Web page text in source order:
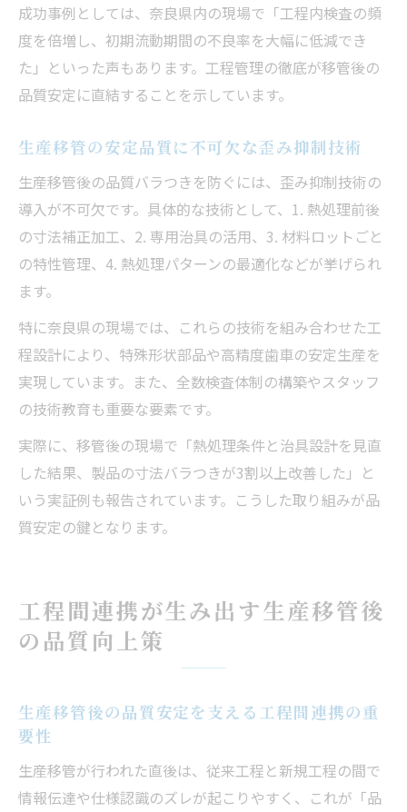
成功事例としては、奈良県内の現場で「工程内検査の頻
度を倍増し、初期流動期間の不良率を大幅に低減でき
た」といった声もあります。工程管理の徹底が移管後の
品質安定に直結することを示しています。
生産移管の安定品質に不可欠な歪み抑制技術
生産移管後の品質バラつきを防ぐには、歪み抑制技術の
導入が不可欠です。具体的な技術として、1. 熱処理前後
の寸法補正加工、2. 専用治具の活用、3. 材料ロットごと
の特性管理、4. 熱処理パターンの最適化などが挙げられ
ます。
特に奈良県の現場では、これらの技術を組み合わせた工
程設計により、特殊形状部品や高精度歯車の安定生産を
実現しています。また、全数検査体制の構築やスタッフ
の技術教育も重要な要素です。
実際に、移管後の現場で「熱処理条件と治具設計を見直
した結果、製品の寸法バラつきが3割以上改善した」と
いう実証例も報告されています。こうした取り組みが品
質安定の鍵となります。
工程間連携が生み出す生産移管後
の品質向上策
生産移管後の品質安定を支える工程間連携の重
要性
生産移管が行われた直後は、従来工程と新規工程の間で
情報伝達や仕様認識のズレが起こりやすく、これが「品